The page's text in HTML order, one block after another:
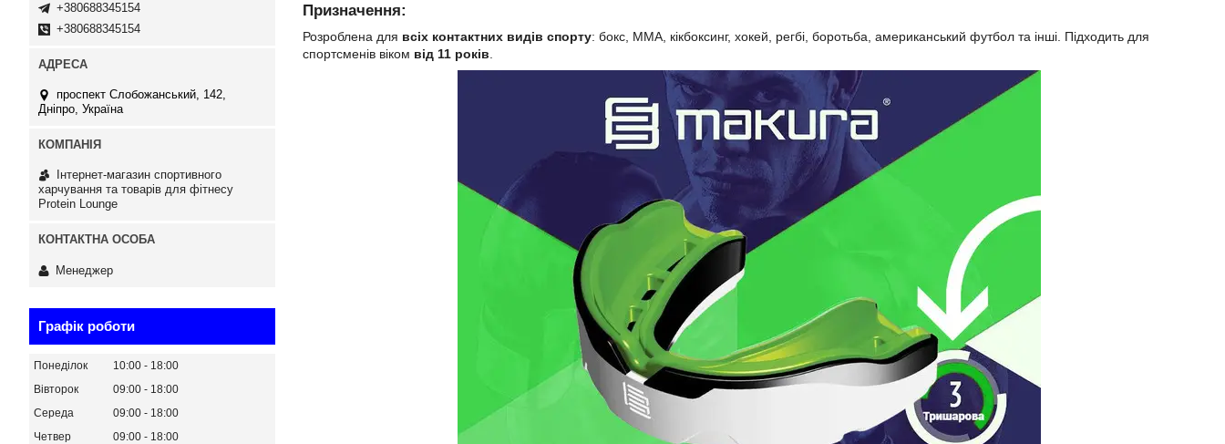
Призначення:
Розроблена для всіх контактних видів спорту: бокс, ММА, кікбоксинг, хокей, регбі, боротьба, американський футбол та інші. Підходить для
спортсменів віком від 11 років
+380688345154
+380688345154
проспект Слобожанський, 142,
Дніпро, Україна
Інтернет-магазин спортивного
харчування та товарів для фітнесу
Protein Lounge
Менеджер
Графік роботи
Понеділок 10:00
18:00
Вівторок
09:00
18:00
Середа
09:00
18:00
Четвер
09:00
18:00